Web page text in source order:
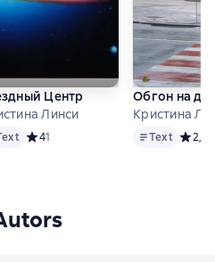
2 оценок
Центр
Линси
Средний рейтинг 4 на основе 1
41
Обгон на
Кристина
TextText 2,5